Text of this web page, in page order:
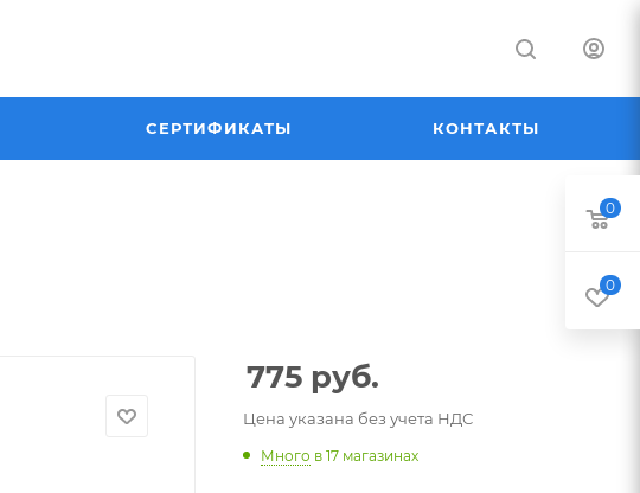
СЕРТИФИКАТЫ КОНТАКТЫ
775 руб.
Цена указана без учета НДС
Много в 17 магазинах
0
0